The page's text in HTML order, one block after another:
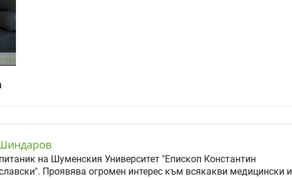
на Шуменския Университет "Епископ Константин
Проявява огромен интерес към всякакви медицински и